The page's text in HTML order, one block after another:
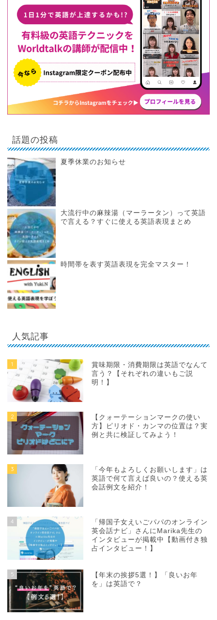
話題の投稿
夏季休業のお知らせ
大流行中の麻辣湯（マーラータン）って英語
で言える？すぐに使える英語表現まとめ
時間帯を表す英語表現を完全マスター！
人気記事
1
賞味期限・消費期限は英語でなんて
言う？【それぞれの違いもご説
明！】
2
【クォーテーションマークの使い
方】ピリオド・カンマの位置は？実
例と共に検証してみよう！
3
「今年もよろしくお願いします」は
英語で何て言えば良いの？使える英
会話例文を紹介！
4
「帰国子女えいごパパのオンライン
英会話ナビ」さんにMarika先生の
インタビューが掲載中【動画付き独
占インタビュー！】
5
【年末の挨拶5選！】「良いお年
を」は英語で？